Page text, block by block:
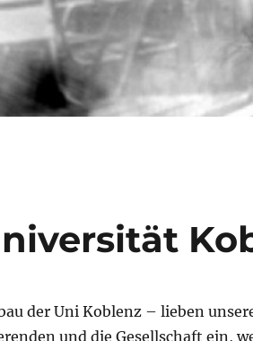
der Uni Koblenz – lieben
und die Gesellschaft ein,